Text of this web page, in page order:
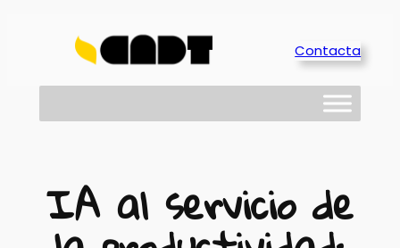
Contacta
IA al servicio de